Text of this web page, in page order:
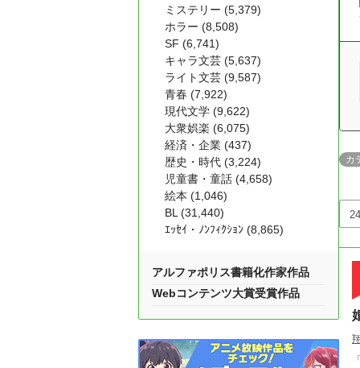
カ
ミステリー (5,379)
ホラー (8,508)
SF (6,741)
キャラ文芸 (5,637)
ライト文芸 (9,587)
青春 (7,922)
現代文学 (9,622)
大衆娯楽 (6,075)
経済・企業 (437)
歴史・時代 (3,224)
児童書・童話 (4,658)
絵本 (1,046)
BL (31,440)
ｴｯｾｲ・ﾉﾝﾌｨｸｼｮﾝ (8,865)
アルファポリス書籍化作家作品
Webコンテンツ大賞受賞作品